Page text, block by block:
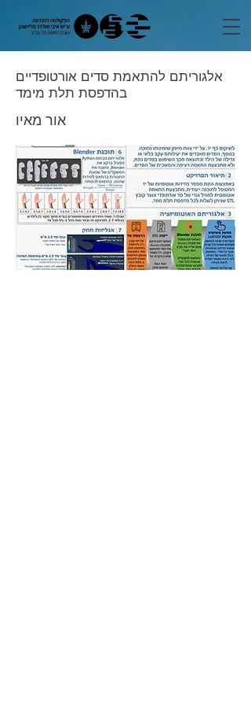
אלגוריתם להתאמת סדים אורטופדיים
בהדפסת תלת מימד
אור מאיו